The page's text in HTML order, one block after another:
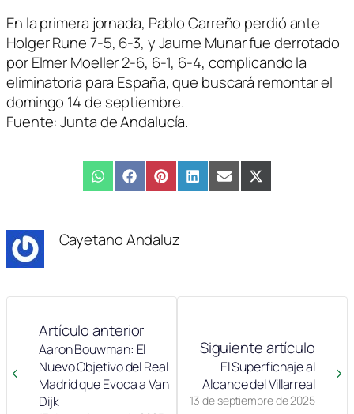
En la primera jornada, Pablo Carreño perdió ante
Holger Rune 7-5, 6-3, y Jaume Munar fue derrotado
por Elmer Moeller 2-6, 6-1, 6-4, complicando la
eliminatoria para España, que buscará remontar el
domingo 14 de septiembre.
Fuente: Junta de Andalucía.
Compartir
en
WhatsAppCompartir
en
FacebookCompartir
en
PinterestCompartir
en
LinkedInCompartir
en
EmailCompartir
en
X
(Twitter)
Cayetano Andaluz
Artículo anterior
Aaron Bouwman: El
Nuevo Objetivo del Real
Madrid que Evoca a Van
Dijk
Siguiente artículo
13 de septiembre de 2025
El Superfichaje al
Alcance del Villarreal